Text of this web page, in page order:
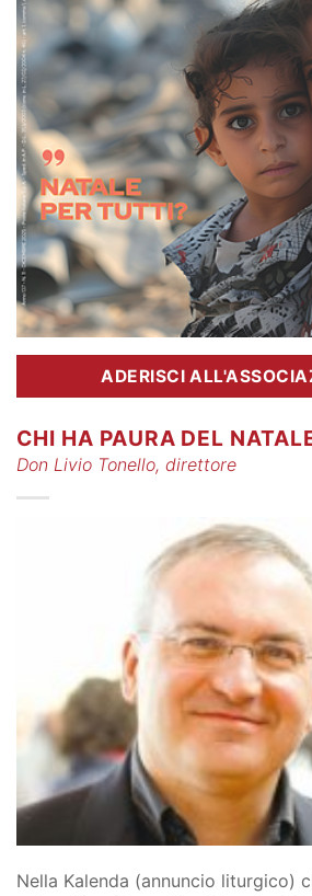
ADERISCI
CHI HA PAURA DEL
Don Livio Tonello, direttore
Nella Kalenda (annuncio liturgico)